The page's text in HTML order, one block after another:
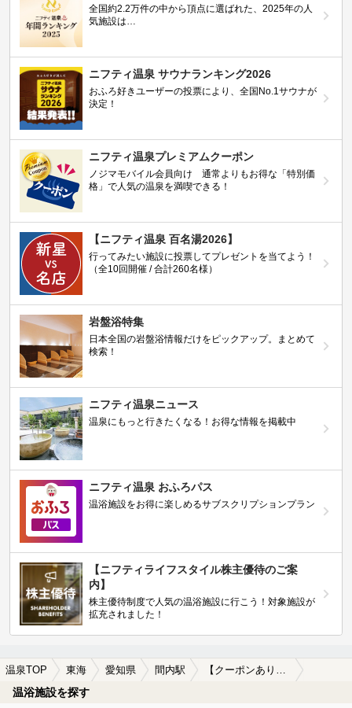
全国約2.2万件の中から頂点に選ばれた、2025年の人
気施設は…
ニフティ温泉 サウナランキング2026
おふろ好きユーザーの投票により、全国No.1サウナが
決定！
ニフティ温泉プレミアムクーポン
ノジマモバイル会員向け 通常よりもお得な「特別価
格」で人気の温泉を満喫できる！
【ニフティ温泉 百名湯2026】
行ってみたい施設に投票してプレゼントを当てよう！
（全10回開催 / 合計260名様）
岩盤浴特集
日本全国の岩盤浴情報だけをピックアップ。まとめて
検索！
ニフティ温泉ニュース
温泉にもっと行きたくなる！お得な情報を掲載中
ニフティ温泉 おふろパス
温浴施設をお得に楽しめるサブスクリプションプラン
【ニフティライフスタイル株主優待のご案
内】
株主優待制度で人気の温浴施設に行こう！対象施設が
拡充されました！
温泉TOP 東海 愛知県 間内駅 【クーポンあり】子連れOKな間内駅近くの温泉、日帰り温泉、スーパー銭湯おすすめ
温浴施設を探す